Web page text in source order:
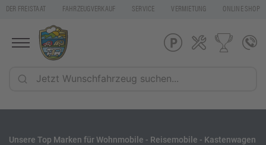
DER FREISTAAT FAHRZEUGVERKAUF SERVICE VERMIETUNG ONLINE SHOP
Unsere Top Marken für Wohnmobile - Reisemobile - Kastenwagen